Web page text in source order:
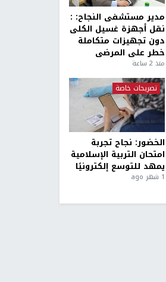
مدير مستشفى النجاح: :
نقل أجهزة غسيل الكلى
دون تجهيزات متكاملة
خطر على المرضى
منذ 2 ساعة
تصريحات خاصة
الخضور: نجاح تجربة
امتحان التربية الإسلامية
يمهد للتوسع إلكترونيًا
1 شهر ago